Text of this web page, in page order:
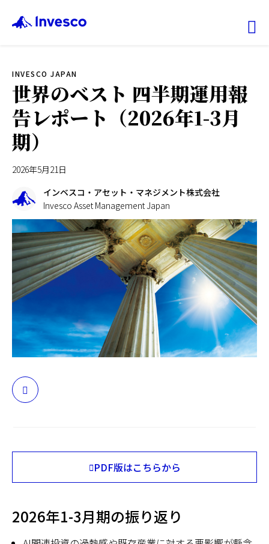
ファンド情報
マーケット情報
投資のヒント
会社情報
機関投資家
日本
INVESCO JAPAN
世界のベスト 四半期運用報
告レポート（2026年1-3月
期）
2026年5月21日
インベスコ・アセット・マネジメント株式会社
Invesco Asset Management Japan
PDF版はこちらから
Opens
in
lightbox
2026年1-3月期の振り返り